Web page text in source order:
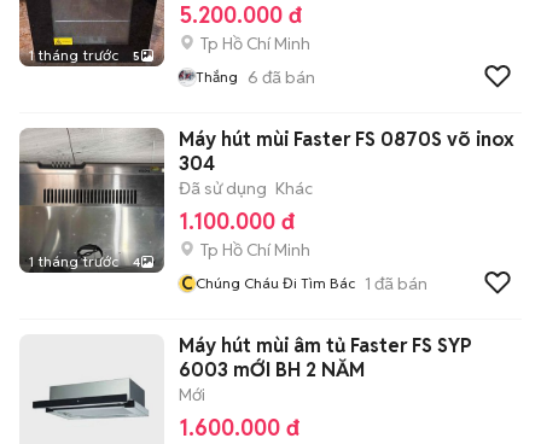
1 tháng trước 5
5.200.000 đ
Tp Hồ Chí Minh
Thắng 6 đã bán
1 tháng trước 4
Máy hút mùi Faster FS 0870S võ inox
304
Đã sử dụng Khác
1.100.000 đ
Tp Hồ Chí Minh
CChúng Cháu Đi Tìm Bác 1 đã bán
Máy hút mùi âm tủ Faster FS SYP
6003 mỚI BH 2 NĂM
Mới
1.600.000 đ